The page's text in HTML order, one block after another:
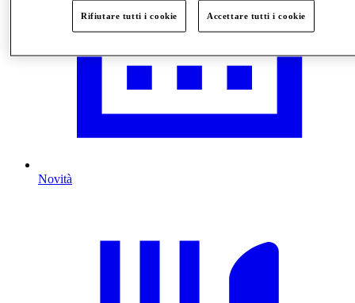
Novità
Rifiutare tutti i cookie Accettare tutti i cookie